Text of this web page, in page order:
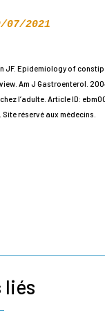
2021
JF. Epidemiology of
Am J Gastroenterol.
l’adulte. Article ID:
réservé aux médecins.
liés